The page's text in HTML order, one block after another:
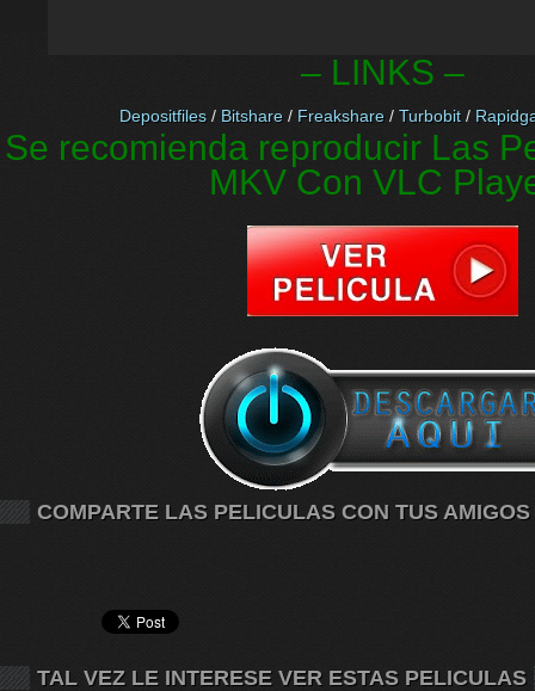
– LINKS –
Depositfiles/ Bitshare/ Freakshare/ Turbobit/
Se recomienda reproducir Las
MKV Con VLC
COMPARTE LAS PELICULAS CON TUS AMIGOS
TAL VEZ LE INTERESE VER ESTAS PELICULAS